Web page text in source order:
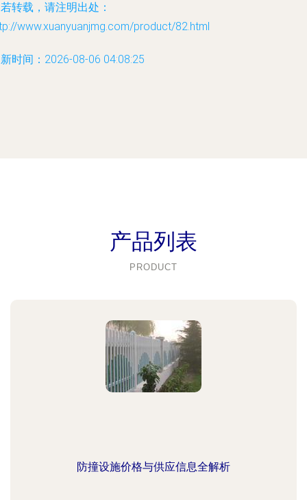
转载，请注明出处：
www.xuanyuanjmg.com/product/82.html
时间：2026-08-06 04:08:25
产品列表
PRODUCT
防撞设施价格与供应信息全解析